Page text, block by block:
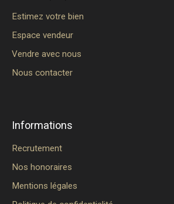
Estimez votre bien
Espace vendeur
Vendre avec nous
Nous contacter
Informations
Recrutement
Nos honoraires
Mentions légales